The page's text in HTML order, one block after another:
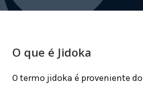
O que é Jidoka
O termo jidoka é proveniente